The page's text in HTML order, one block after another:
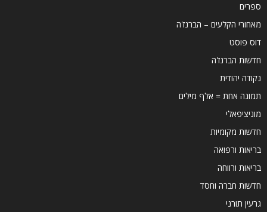
ספרים
מאחורי הקלעים – הברנז'ה
דוס פוסט
חדשות הברנז'ה
נקודה יהודית
תמונה אחת = אלף מילים
מוניציפאלי
חדשות מקומיות
בריאות ורפואה
בריאות ורווחה
חדשות חברה וחסד
גרעין תורני